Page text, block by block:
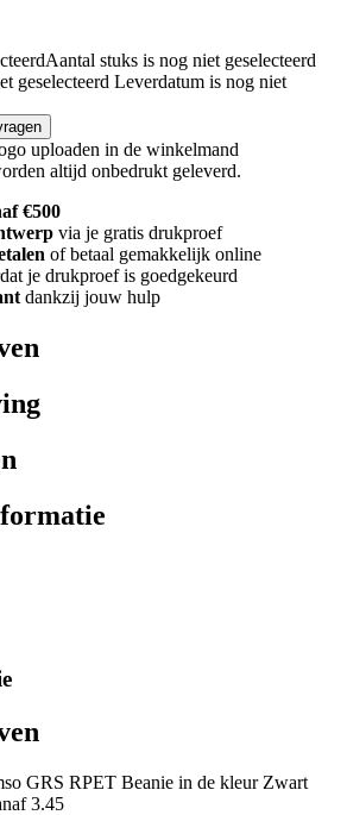
Aantal stuks is nog niet geselecteerd
geselecteerd Leverdatum is nog niet
uploaden in de winkelmand
altijd onbedrukt geleverd.
€500
via je gratis drukproef
of betaal gemakkelijk online
je drukproef is goedgekeurd
dankzij jouw hulp